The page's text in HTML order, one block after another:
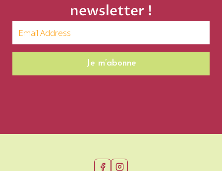
newsletter !
Je m’abonne